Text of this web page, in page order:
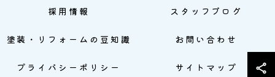
採用情報 スタッフブログ
塗装・リフォームの豆知識 お問い合わせ
プライバシーポリシー サイトマップ